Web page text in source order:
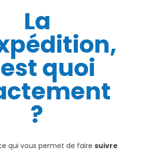
La
quoi
?
qui vous permet de faire suivre